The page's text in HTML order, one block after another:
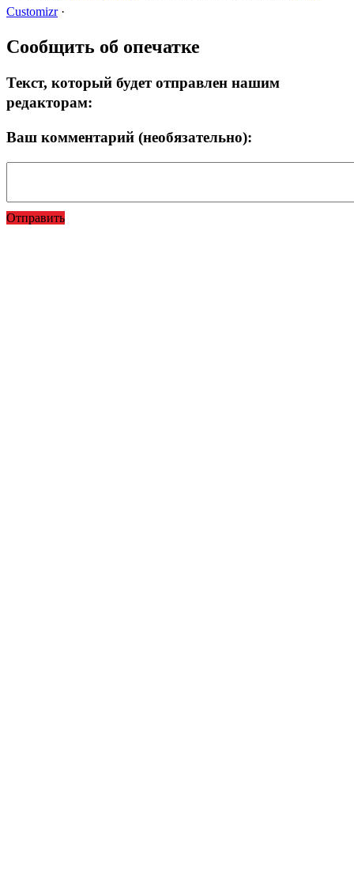
Customizr ·
Сообщить об опечатке
Текст, который будет отправлен нашим
редакторам:
Ваш комментарий (необязательно):
Отправить